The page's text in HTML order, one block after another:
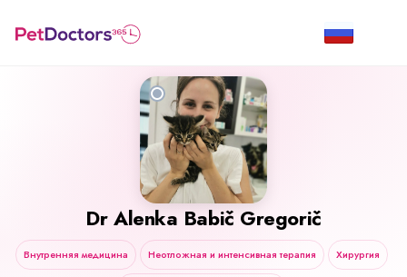
Dr Alenka Babič Gregorič
Внутренняя медицина Неотложная и интенсивная терапия Хирургия